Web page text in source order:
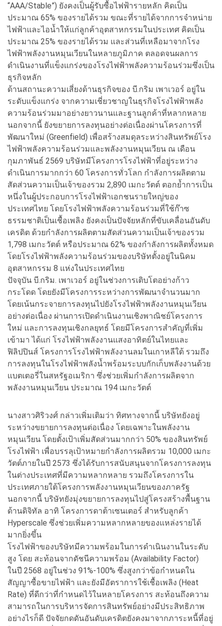
“AAA/Stable”) ยังคงเป็นผู้รับซื้อไฟฟ้ารายหลัก คิดเป็น
ประมาณ 65% ของรายได้รวม ขณะที่รายได้จากการจำหน่าย
ไฟฟ้าและไอน้ำให้แก่ลูกค้าอุตสาหกรรมในประเทศ คิดเป็น
ประมาณ 25% ของรายได้รวม และส่วนที่เหลือมาจากโรง
ไฟฟ้าพลังงานหมุนเวียนในหลายภูมิภาค ตลอดจนผลการ
ดำเนินงานที่แข็งแกร่งของโรงไฟฟ้าพลังความร้อนร่วมซึ่งเป็น
ธุรกิจหลัก
ด้านสถานะความเสี่ยงด้านธุรกิจของ บี.กริม เพาเวอร์ อยู่ใน
ระดับแข็งแกร่ง จากความเชี่ยวชาญในธุรกิจโรงไฟฟ้าพลัง
ความร้อนร่วมมาอย่างยาวนานและฐานลูกค้าที่หลากหลาย
นอกจากนี้ ยังขยายการลงทุนอย่างต่อเนื่องผ่านโครงการที่
พัฒนาใหม่ (Greenfield) เพื่อสร้างสมดุลระหว่างสินทรัพย์โรง
ไฟฟ้าพลังความร้อนร่วมและพลังงานหมุนเวียน ณ เดือน
กุมภาพันธ์ 2569 บริษัทมีโครงการโรงไฟฟ้าที่อยู่ระหว่าง
ดำเนินการมากกว่า 60 โครงการทั่วโลก กำลังการผลิตตาม
สัดส่วนความเป็นเจ้าของรวม 2,890 เมกะวัตต์ ตอกย้ำการเป็น
หนึ่งในผู้ประกอบการโรงไฟฟ้าเอกชนรายใหญ่ของ
ประเทศไทย โดยโรงไฟฟ้าพลังความร้อนร่วมที่ใช้ก๊าซ
ธรรมชาติเป็นเชื้อเพลิง ยังคงเป็นปัจจัยหลักที่ขับเคลื่อนอันดับ
เครดิต ด้วยกำลังการผลิตตามสัดส่วนความเป็นเจ้าของรวม
1,798 เมกะวัตต์ หรือประมาณ 62% ของกำลังการผลิตทั้งหมด
โดยโรงไฟฟ้าพลังความร้อนร่วมของบริษัทตั้งอยู่ในนิคม
อุตสาหกรรม 8 แห่งในประเทศไทย
ปัจจุบัน บี.กริม. เพาเวอร์ อยู่ในช่วงการเติบโตอย่างก้าว
กระโดด โดยยังมีโครงการระหว่างการพัฒนาจำนวนมาก
โดยเน้นกระจายการลงทุนไปยังโรงไฟฟ้าพลังงานหมุนเวียน
อย่างต่อเนื่อง ผ่านการเปิดดำเนินงานเชิงพาณิชย์โครงการ
ใหม่ และการลงทุนเชิงกลยุทธ์ โดยมีโครงการสำคัญที่เพิ่ม
เข้ามา ได้แก่ โรงไฟฟ้าพลังงานแสงอาทิตย์ในไทยและ
ฟิลิปปินส์ โครงการโรงไฟฟ้าพลังงานลมในเกาหลีใต้ รวมถึง
การลงทุนในโรงไฟฟ้าพลังน้ำพร้อมระบบกักเก็บพลังงานด้วย
แบตเตอรี่ในสหรัฐอเมริกา ซึ่งช่วยเพิ่มกำลังการผลิตจาก
พลังงานหมุนเวียน ประมาณ 194 เมกะวัตต์
นางสาวศิริวงศ์ กล่าวเพิ่มเติมว่า ทิศทางจากนี้ บริษัทยังอยู่
ระหว่างขยายการลงทุนต่อเนื่อง โดยเฉพาะในพลังงาน
หมุนเวียน โดยตั้งเป้าเพิ่มสัดส่วนมากกว่า 50% ของสินทรัพย์
โรงไฟฟ้า เพื่อบรรลุเป้าหมายกำลังการผลิตรวม 10,000 เมกะ
วัตต์ภายในปี 2573 ซึ่งได้รับการสนับสนุนจากโครงการลงทุน
ในต่างประเทศที่มีความหลากหลาย รวมถึงโครงการใน
ประเทศภายใต้โครงการพลังงานหมุนเวียนของภาครัฐ
นอกจากนี้ บริษัทยังมุ่งขยายการลงทุนไปสู่โครงสร้างพื้นฐาน
ด้านดิจิทัล อาทิ โครงการดาต้าเซนเตอร์ สำหรับลูกค้า
Hyperscale ซึ่งช่วยเพิ่มความหลากหลายของแหล่งรายได้
มากยิ่งขึ้น
โรงไฟฟ้าของบริษัทมีความพร้อมในการดำเนินงานในระดับ
สูง โดย สะท้อนจากดัชนีความพร้อม (Availability Factor)
ในปี 2568 อยู่ในช่วง 91%-100% ซึ่งสูงกว่าข้อกำหนดใน
สัญญาซื้อขายไฟฟ้า และยังมีอัตราการใช้เชื้อเพลิง (Heat
Rate) ที่ดีกว่าที่กำหนดไว้ในหลายโครงการ สะท้อนถึงความ
สามารถในการบริหารจัดการสินทรัพย์อย่างมีประสิทธิภาพ
อย่างไรก็ดี ปัจจัยกดดันอันดับเครดิตยังคงมาจากภาระหนี้ที่อยู่